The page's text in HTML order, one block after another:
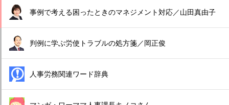
事例で考える困ったときのマネジメント対応／山田真由子
判例に学ぶ労使トラブルの処方箋／岡正俊
人事労務関連ワード辞典